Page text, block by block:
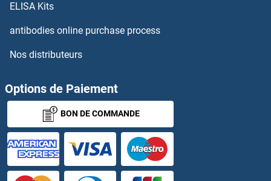
NEK3 Anticorps
NEK4 Anticorps
NEK5 Anticorps
NEK6 Anticorps
NEK7 Anticorps
NEK8 Anticorps
ELISA Kits
antibodies online purchase process
Nos distributeurs
Options de Paiement
BON DE COMMANDE